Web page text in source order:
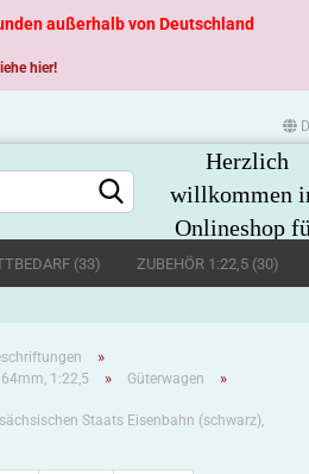
Sprache auswählen
Herzlich
willkommen
Onlineshop
große
Spurweiten
außerhalb von Deutschland
hier!
(33) ZUBEHÖR 1:22,5 (30)
»
1:22,5 » Güterwagen »
Staats Eisenbahn (schwarz),